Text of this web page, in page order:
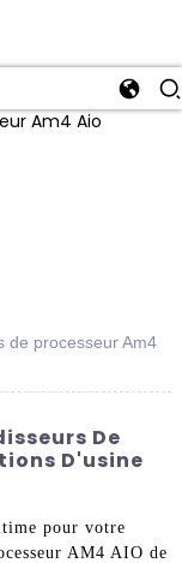
de processeur Am4
De
D'usine
pour votre
AM4 AIO de